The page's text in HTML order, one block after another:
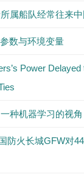
属船队经常往来中
数与环境变量
Power
种机器学习的视角
防火长城GFW对